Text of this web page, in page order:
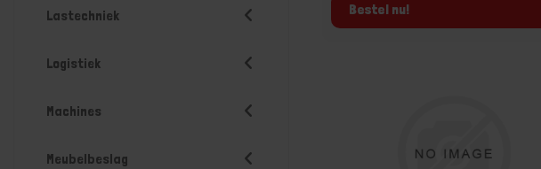
Lastechniek
Logistiek
Machines
Meubelbeslag
Bestel nu!